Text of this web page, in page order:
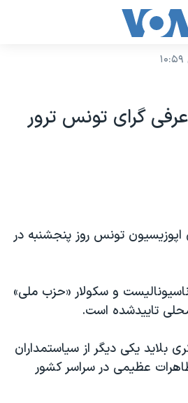
۲۰۲۴
گرای تونس ترور
تونس روز پنجشنبه در
و سکولار «حزب ملی»
تاییدشده است.
بلاید یکی دیگر از سیاستمداران
عظیمی در سراسر کشور